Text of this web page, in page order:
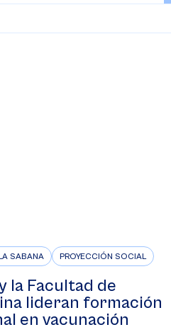
SABANA PROYECCIÓN SOCIAL
la Facultad de
lideran formación
en vacunación